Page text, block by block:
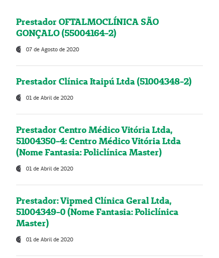
Prestador OFTALMOCLÍNICA SÃO
GONÇALO (55004164-2)
07 de Agosto de 2020
Prestador Clínica Itaipú Ltda (51004348-2)
01 de Abril de 2020
Prestador Centro Médico Vitória Ltda,
51004350-4: Centro Médico Vitória Ltda
(Nome Fantasia: Policlínica Master)
01 de Abril de 2020
Prestador: Vipmed Clínica Geral Ltda,
51004349-0 (Nome Fantasia: Policlínica
Master)
01 de Abril de 2020